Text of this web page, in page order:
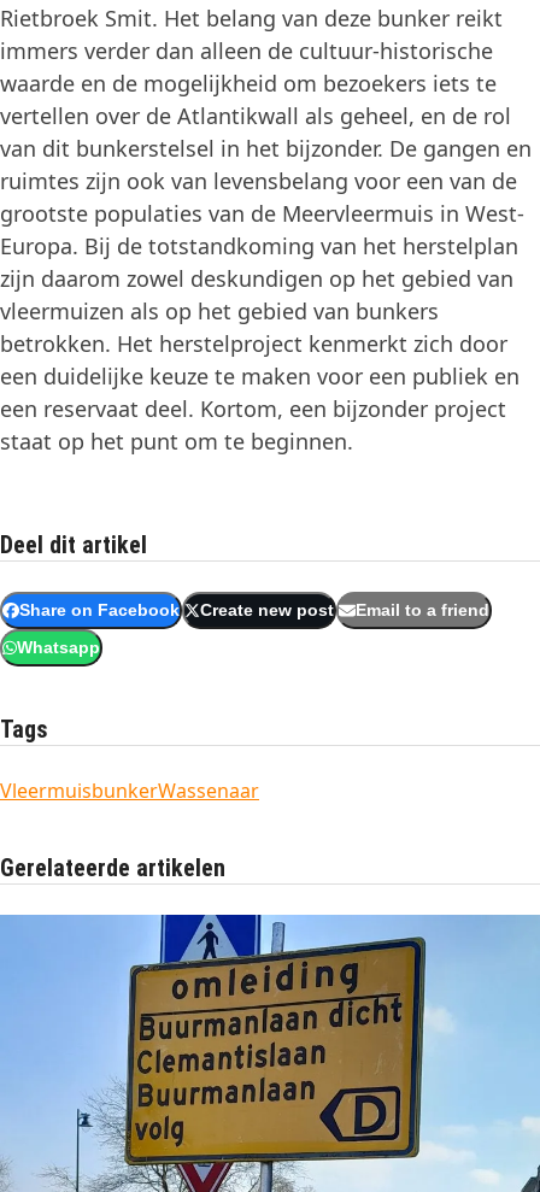
Rietbroek Smit. Het belang van deze bunker reikt
immers verder dan alleen de cultuur-historische
waarde en de mogelijkheid om bezoekers iets te
vertellen over de Atlantikwall als geheel, en de rol
van dit bunkerstelsel in het bijzonder. De gangen en
ruimtes zijn ook van levensbelang voor een van de
grootste populaties van de Meervleermuis in West-
Europa. Bij de totstandkoming van het herstelplan
zijn daarom zowel deskundigen op het gebied van
vleermuizen als op het gebied van bunkers
betrokken. Het herstelproject kenmerkt zich door
een duidelijke keuze te maken voor een publiek en
een reservaat deel. Kortom, een bijzonder project
staat op het punt om te beginnen.
Deel dit artikel
Share on Facebook Create new post Email to a friend
Whatsapp
Tags
VleermuisbunkerWassenaar
Gerelateerde artikelen